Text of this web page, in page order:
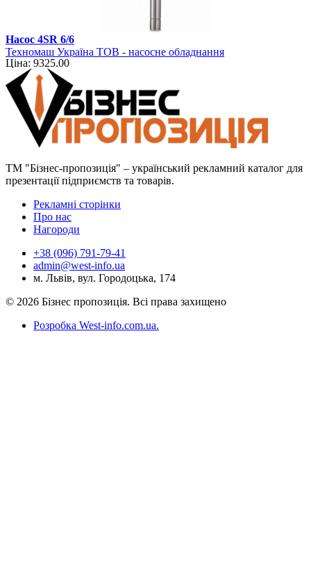
Насос 4SR 6/6
Техномаш Україна ТОВ - насосне обладнання
Ціна: 9325.00
ТМ "Бізнес-пропозиція" – український рекламний каталог для
презентації підприємств та товарів.
Рекламні сторінки
Про нас
Нагороди
+38 (096) 791-79-41
admin@west-info.ua
м. Львів, вул. Городоцька, 174
© 2026 Бізнес пропозиція. Всі права захищено
Розробка West-info.com.ua.